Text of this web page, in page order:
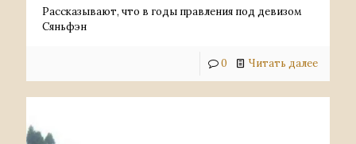
Рассказывают, что в годы правления под девизом
Сяньфэн
0 Читать далее